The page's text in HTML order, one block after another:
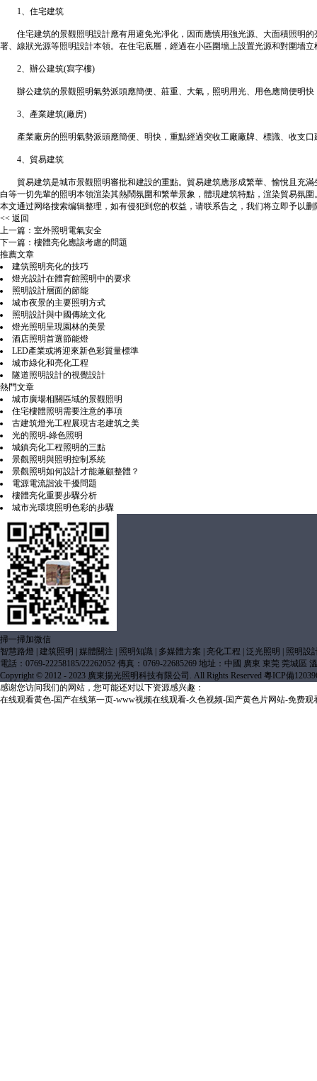
1、住宅建筑
住宅建筑的景觀照明設計應有用避免光凈化，因而應慎用強光源、大面積照明的
署、線狀光源等照明設計本領。在住宅底層，經過在小區圍墻上設置光源和對圍墻
2、辦公建筑(寫字樓)
辦公建筑的景觀照明氣勢派頭應簡便、莊重、大氣，照明用光、用色應簡便明快
3、產業建筑(廠房)
產業廠房的照明氣勢派頭應簡便、明快，重點經過突收工廠廠牌、標識、收支口
4、貿易建筑
貿易建筑是城市景觀照明審批和建設的重點。貿易建筑應形成繁華、愉悅且充滿
白等一切先輩的照明本領渲染其熱鬧氛圍和繁華景象，體現建筑特點，渲染貿易氛圍
本文通过网络搜索编辑整理，如有侵犯到您的权益，请联系告之，我们将立即予以删
<< 返回
上一篇： 室外照明電氣安全
下一篇： 樓體亮化應該考慮的問題
推薦文章
建筑照明亮化的技巧
燈光設計在體育館照明中的要求
照明設計層面的節能
城市夜景的主要照明方式
照明設計與中國傳統文化
燈光照明呈現園林的美景
酒店照明首選節能燈
LED產業或將迎來新色彩質量標準
城市綠化和亮化工程
隧道照明設計的視覺設計
熱門文章
城市廣場相關區域的景觀照明
住宅樓體照明需要注意的事項
古建筑燈光工程展現古老建筑之美
光的照明-綠色照明
城鎮亮化工程照明的三點
景觀照明與照明控制系統
景觀照明如何設計才能兼顧整體？
電源電流諧波干擾問題
樓體亮化重要步驟分析
城市光環境照明色彩的步驟
掃一掃加微信
智慧路燈
建筑照明 媒體關注 照明知識 多媒體方案 亮化工程 泛光照明
照明設
電話：0769-22258185/22262052 傳真：0769-22685269 地址：中國 廣東 東莞 莞城區
Copyright © 2012 - 2023 廣東揚光照明科技有限公司. All Rights Reserved 粵ICP備
感谢您访问我们的网站，您可能还对以下资源感兴趣：
在线观看黄色-国产在线第一页-www视频在线观看-久色视频-国产黄色片网站-免费